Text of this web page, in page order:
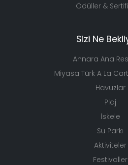
Ödüller &
Sizi Ne
Annara Ana
Miyasa Türk A La
Havuzlar
Plaj
İskele
Su Parkı
Aktiviteler
Festivaller